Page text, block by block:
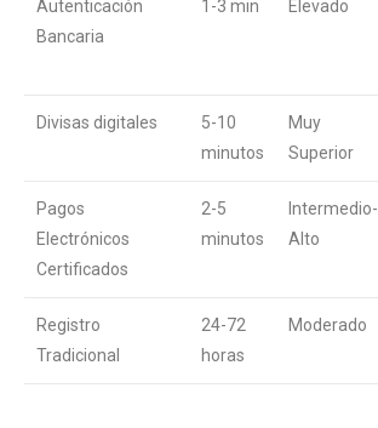
Autenticación
Bancaria
1-3 min Elevado
Divisas digitales
5-10
minutos
Muy
Superior
Pagos
Electrónicos
Certificados
2-5
minutos
Intermedio-
Alto
Registro
Tradicional
24-72
horas
Moderado